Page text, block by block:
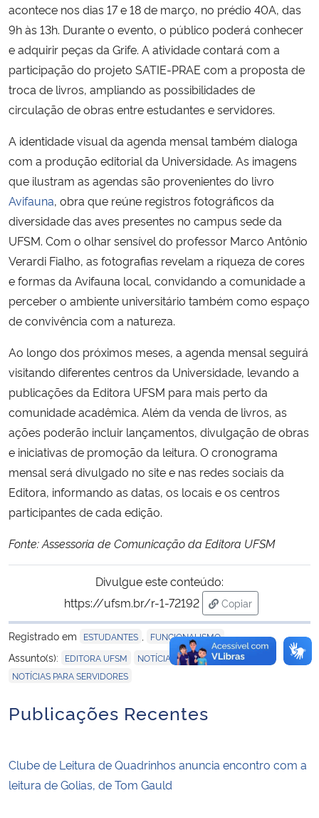
Secretaria-Geral
Secretaria de Governo
Gabinete de Segurança Institucional
Banco Central do Brasil
Planalto
acontece nos dias 17 e 18 de março, no prédio 40A, das
9h às 13h. Durante o evento, o público poderá conhecer
e adquirir peças da Grife. A atividade contará com a
participação do projeto SATIE-PRAE com a proposta de
troca de livros, ampliando as possibilidades de
circulação de obras entre estudantes e servidores.
A identidade visual da agenda mensal também dialoga
com a produção editorial da Universidade. As imagens
que ilustram as agendas são provenientes do livro
Avifauna, obra que reúne registros fotográficos da
diversidade das aves presentes no campus sede da
UFSM. Com o olhar sensível do professor Marco Antônio
Verardi Fialho, as fotografias revelam a riqueza de cores
e formas da Avifauna local, convidando a comunidade a
perceber o ambiente universitário também como espaço
de convivência com a natureza.
Ao longo dos próximos meses, a agenda mensal seguirá
visitando diferentes centros da Universidade, levando a
publicações da Editora UFSM para mais perto da
comunidade acadêmica. Além da venda de livros, as
ações poderão incluir lançamentos, divulgação de obras
e iniciativas de promoção da leitura. O cronograma
mensal será divulgado no site e nas redes sociais da
Editora, informando as datas, os locais e os centros
participantes de cada edição.
Fonte: Assessoria de Comunicação da Editora UFSM
Divulgue este conteúdo:
https://ufsm.br/r-1-72192
Copiar
para área de
Registrado em
ESTUDANTES FUNCIONALISMO
Assunto(s): EDITORA UFSM NOTÍCIAS PARA ALUNOS ,
NOTÍCIAS PARA SERVIDORES
Publicações Recentes
Clube de Leitura de Quadrinhos anuncia encontro com a
leitura de Golias, de Tom Gauld